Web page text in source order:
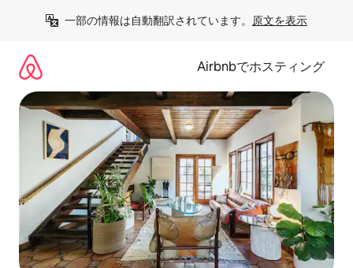
一部の情報は自動翻訳されています。 原文を表示
Airbnbでホスティング